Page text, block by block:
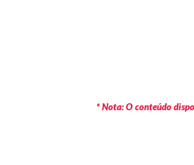
* Nota: O conteúdo